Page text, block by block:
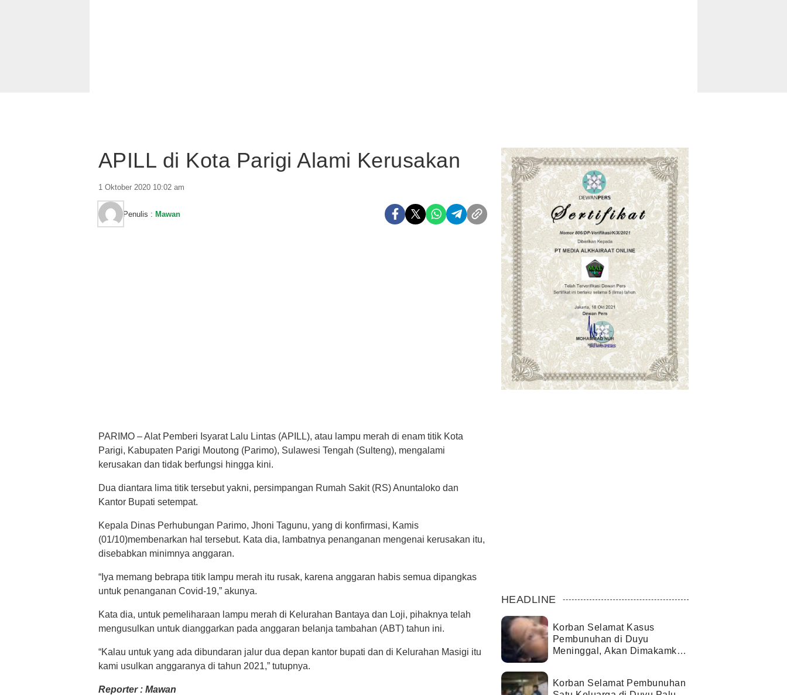
APILL di Kota Parigi Alami Kerusakan
1 Oktober 2020 10:02 am
Penulis : Mawan
PARIMO – Alat Pemberi Isyarat Lalu Lintas (APILL), atau lampu merah di enam titik Kota
Parigi, Kabupaten Parigi Moutong (Parimo), Sulawesi Tengah (Sulteng), mengalami
kerusakan dan tidak berfungsi hingga kini.
Dua diantara lima titik tersebut yakni, persimpangan Rumah Sakit (RS) Anuntaloko dan
Kantor Bupati setempat.
Kepala Dinas Perhubungan Parimo, Jhoni Tagunu, yang di konfirmasi, Kamis
(01/10)membenarkan hal tersebut. Kata dia, lambatnya penanganan mengenai kerusakan itu,
disebabkan minimnya anggaran.
“Iya memang bebrapa titik lampu merah itu rusak, karena anggaran habis semua dipangkas
untuk penanganan Covid-19,” akunya.
Kata dia, untuk pemeliharaan lampu merah di Kelurahan Bantaya dan Loji, pihaknya telah
mengusulkan untuk dianggarkan pada anggaran belanja tambahan (ABT) tahun ini.
“Kalau untuk yang ada dibundaran jalur dua depan kantor bupati dan di Kelurahan Masigi itu
kami usulkan anggaranya di tahun 2021,” tutupnya.
Reporter : Mawan
HEADLINE
Korban Selamat Kasus
Pembunuhan di Duyu
Meninggal, Akan Dimakamkan
Korban Selamat Pembunuhan